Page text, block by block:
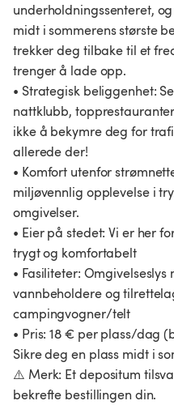
underholdningssenteret,
midt i sommerens største
trekker deg tilbake til et
trenger å lade opp.
• Strategisk beliggenhet:
nattklubb,
ikke å bekymre deg for
allerede der!
• Komfort utenfor
miljøvennlig opplevelse i
omgivelser.
• Eier på stedet: Vi er her
trygt og komfortabelt
• Fasiliteter:
vannbeholdere og
campingvogner/telt
• Pris: 18 € per plass/dag
Sikre deg en plass midt i
⚠️ Merk: Et depositum
bekrefte bestillingen din.